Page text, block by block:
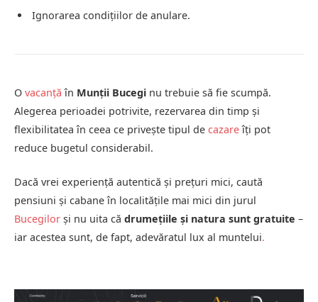
Ignorarea condițiilor de anulare.
O vacanță în Munții Bucegi nu trebuie să fie scumpă.
Alegerea perioadei potrivite, rezervarea din timp și
flexibilitatea în ceea ce privește tipul de cazareîți pot
reduce bugetul considerabil.
Dacă vrei experiență autentică și prețuri mici, caută
pensiuni și cabane în localitățile mai mici din jurul
Bucegilor și nu uita că drumețiile și natura sunt gratuite –
iar acestea sunt, de fapt, adevăratul lux al muntelui.